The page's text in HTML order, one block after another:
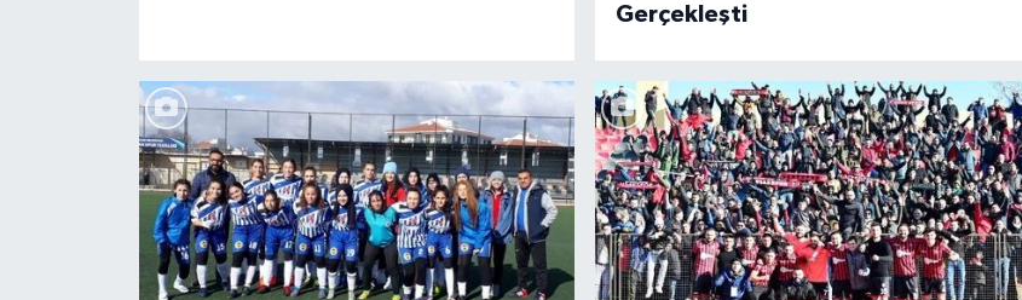
Gerçekleşti